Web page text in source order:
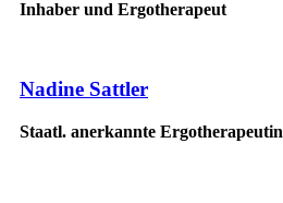
Inhaber und Ergotherapeut
Nadine Sattler
Staatl. anerkannte Ergotherapeutin